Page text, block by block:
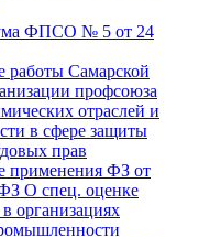
ФПСО № 5 от 24
работы Самарской
профсоюза
отраслей и
в сфере защиты
прав
применения ФЗ от
О спец. оценке
организациях